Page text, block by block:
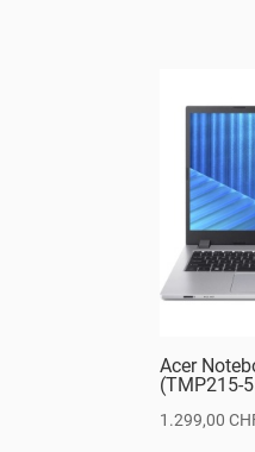
Acer
(TMP215-
1.299,00